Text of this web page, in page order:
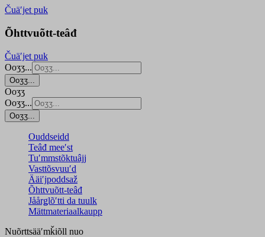
Čuäʹjet puk
Õhttvuõtt-teâđ
Čuäʹjet puk
Ooʒʒ...
Ooʒʒ...
Ooʒʒ
Ooʒʒ...
Ooʒʒ...
Ouddseidd
Teâđ meeʹst
Tuʹmmstõktuâjj
Vasttõsvuuʹd
Ääiʹjpoddsaž
Õhttvuõtt-teâđ
Jåårǥlõʹtti da tuulk
Mättmateriaalkaupp
Nuõrttsääʹmǩiõll nuo